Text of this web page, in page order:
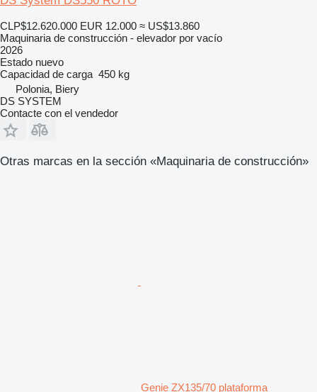
CLP$12.620.000 EUR 12.000 ≈ US$13.860
Maquinaria de construcción - elevador por vacío
2026
Estado nuevo
Capacidad de carga 450 kg
Polonia, Biery
DS SYSTEM
Contacte con el vendedor
Otras marcas en la sección «Maquinaria de construcción»
Genie ZX135/70 plataforma